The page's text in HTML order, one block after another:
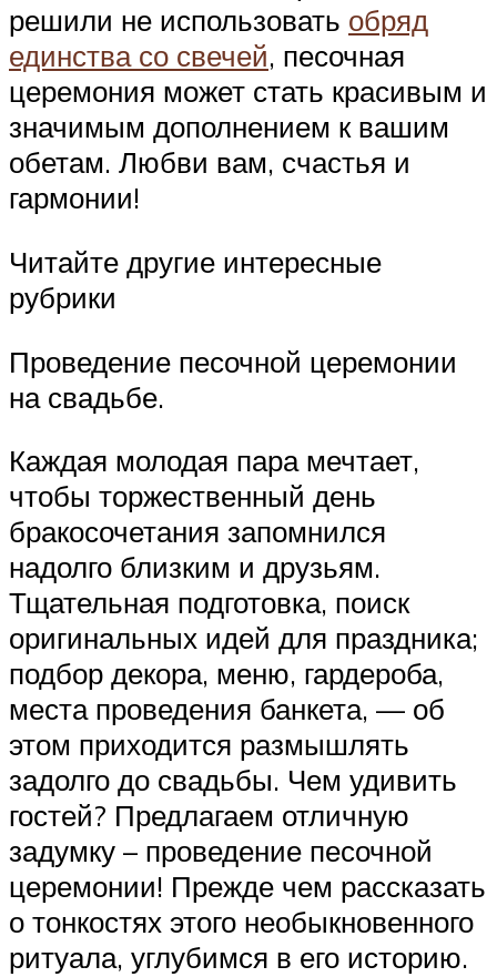
решили не использовать обряд
единства со свечей, песочная
церемония может стать красивым и
значимым дополнением к вашим
обетам. Любви вам, счастья и
гармонии!
Читайте другие интересные
рубрики
Проведение песочной церемонии
на свадьбе.
Каждая молодая пара мечтает,
чтобы торжественный день
бракосочетания запомнился
надолго близким и друзьям.
Тщательная подготовка, поиск
оригинальных идей для праздника;
подбор декора, меню, гардероба,
места проведения банкета, — об
этом приходится размышлять
задолго до свадьбы. Чем удивить
гостей? Предлагаем отличную
задумку – проведение песочной
церемонии! Прежде чем рассказать
о тонкостях этого необыкновенного
ритуала, углубимся в его историю.